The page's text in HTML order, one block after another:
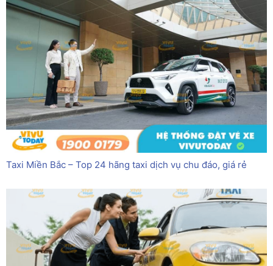
Taxi Miền Bắc – Top 24 hãng taxi dịch vụ chu đáo, giá rẻ